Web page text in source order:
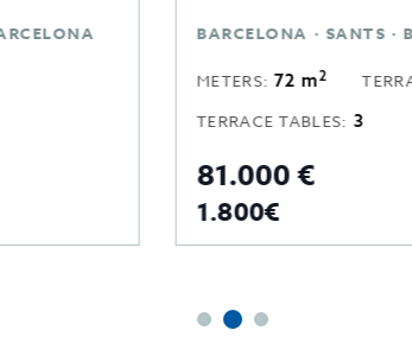
BARCELONA · SANTS · BARCELONA
TERRACE:Yes